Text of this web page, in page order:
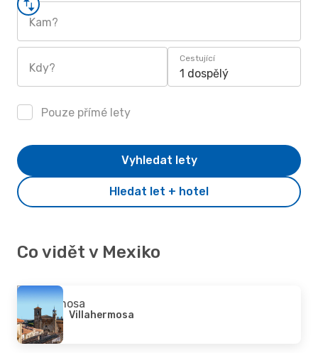
Kam?
Kdy?
Cestující
1 dospělý
Pouze přímé lety
Hledat let + hotel
Vyhledat lety
Co vidět v Mexiko
Villahermosa